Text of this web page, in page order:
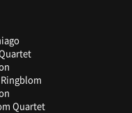
Quartet